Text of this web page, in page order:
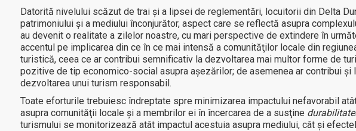
Datorită nivelului scăzut de trai şi a lipsei de reglementări, locuitorii din Delta
patrimoniului şi a mediului înconjurător, aspect care se reflectă asupra
au devenit o realitate a zilelor noastre, cu mari perspective de extindere în
accentul pe implicarea din ce în ce mai intensă a comunităţilor locale din
turistică, ceea ce ar contribui semnificativ la dezvoltarea mai multor forme de
pozitive de tip economico-social asupra aşezărilor; de asemenea ar contribui şi
dezvoltarea unui turism responsabil.
Toate eforturile trebuiesc îndreptate spre minimizarea impactului nefavorabil
asupra comunităţii locale şi a membrilor ei în încercarea de a susţine
turismului se monitorizează atât impactul acestuia asupra mediului, cât şi